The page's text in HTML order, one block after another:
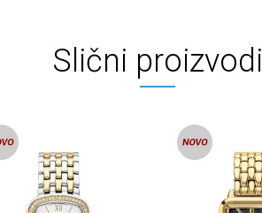
Slični proizvodi